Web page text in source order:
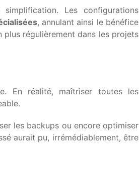
Les configurations
, annulant ainsi le bénéfice
régulièrement dans les projets
En réalité, maîtriser toutes les
les backups ou encore optimiser
aurait pu, irrémédiablement, être